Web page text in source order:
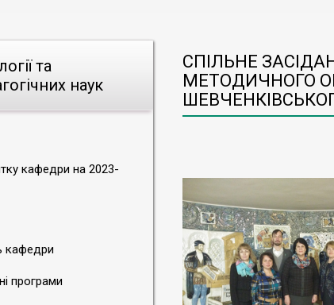
та
наук
кафедри на 2023-
кафедри
програми
СПІЛЬНЕ
МЕТОДИЧНОГО